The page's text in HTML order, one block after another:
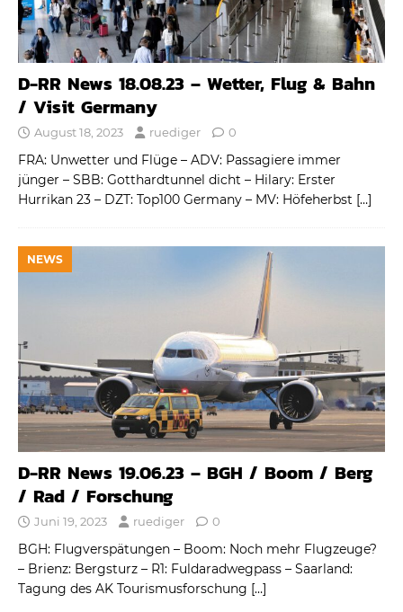
D-RR News 18.08.23 – Wetter, Flug & Bahn
/ Visit Germany
August 18, 2023 ruediger 0
FRA: Unwetter und Flüge – ADV: Passagiere immer
jünger – SBB: Gotthardtunnel dicht – Hilary: Erster
Hurrikan 23 – DZT: Top100 Germany – MV: Höfeherbst […]
NEWS
D-RR News 19.06.23 – BGH / Boom / Berg
/ Rad / Forschung
Juni 19, 2023 ruediger 0
BGH: Flugverspätungen – Boom: Noch mehr Flugzeuge?
– Brienz: Bergsturz – R1: Fuldaradwegpass – Saarland:
Tagung des AK Tourismusforschung […]